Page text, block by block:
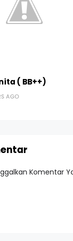
( BB++)
AGO
Komentar